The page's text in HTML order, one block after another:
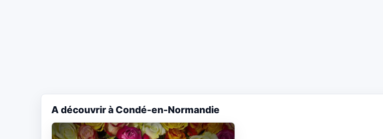
A découvrir à Condé-en-Normandie